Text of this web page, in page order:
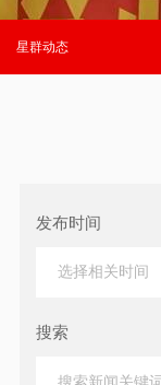
星群动态
发布时间
选择相关时间
搜索